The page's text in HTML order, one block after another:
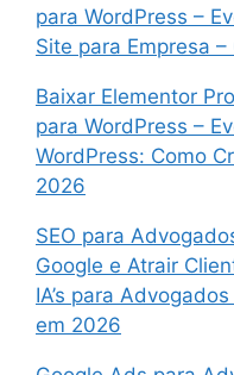
para WordPress –
Site para Empresa
Baixar Elementor
para WordPress –
WordPress: Como
2026
SEO para
Google e Atrair
IA’s para
em 2026